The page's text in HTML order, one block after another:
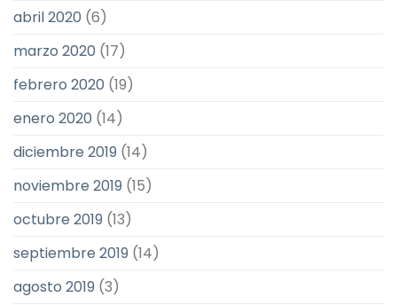
abril 2020 (6)
marzo 2020 (17)
febrero 2020 (19)
enero 2020 (14)
diciembre 2019 (14)
noviembre 2019 (15)
octubre 2019 (13)
septiembre 2019 (14)
agosto 2019 (3)